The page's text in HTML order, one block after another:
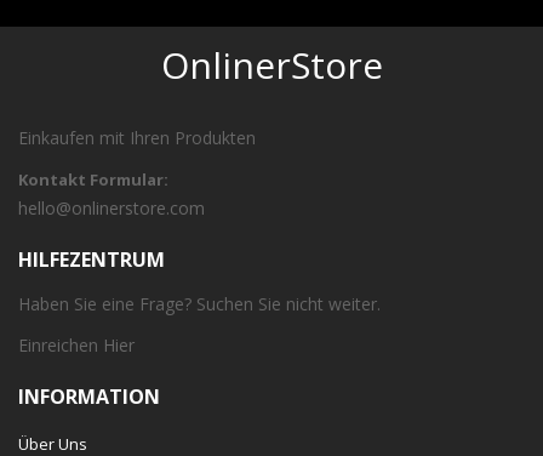
OnlinerStore
Einkaufen mit Ihren Produkten
Kontakt Formular:
hello@onlinerstore.com
HILFEZENTRUM
Haben Sie eine Frage? Suchen Sie nicht weiter.
Einreichen Hier
INFORMATION
Über Uns